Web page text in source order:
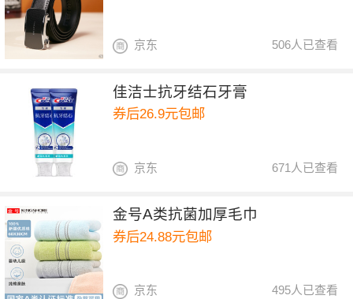
506人已查看
京东
佳洁士抗牙结石牙膏
券后26.9元包邮
671人已查看
京东
金号A类抗菌加厚毛巾
券后24.88元包邮
495人已查看
京东